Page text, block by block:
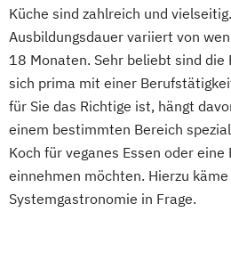
Küche sind zahlreich und
Ausbildungsdauer variiert von
18 Monaten. Sehr beliebt sind die
sich prima mit einer
für Sie das Richtige ist, hängt
einem bestimmten Bereich
Koch für veganes Essen oder
einnehmen möchten. Hierzu
Systemgastronomie in Frage.